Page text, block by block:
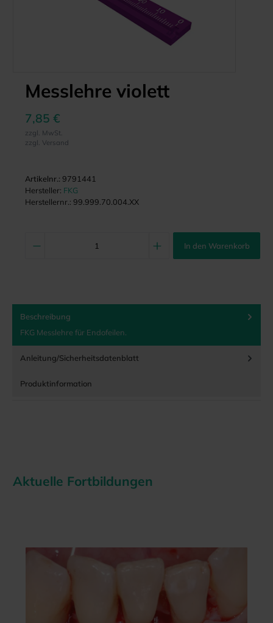
Messlehre violett
7,85 €
zzgl. MwSt.
zzgl. Versand
Artikelnr.: 9791441
Hersteller: FKG
Herstellernr.: 99.999.70.004.XX
In den Warenkorb
Beschreibung
FKG Messlehre für Endofeilen.
Anleitung/Sicherheitsdatenblatt
Produktinformation
Aktuelle Fortbildungen